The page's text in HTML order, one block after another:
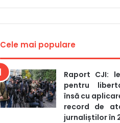
Cele mai populare
Raport CJI:
pentru
însă cu
record de
jurnaliștilor în